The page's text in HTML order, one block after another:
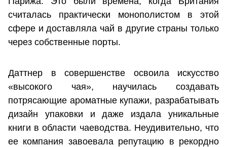
считалась практически монополистом в этой
сфере и доставляла чай в другие страны только
через собственные порты.
Даттнер в совершенстве освоила искусство
«высокого чая», научилась создавать
потрясающие ароматные купажи, разрабатывать
дизайн упаковки и даже издала уникальные
книги в области чаеводства. Неудивительно, что
ее компания завоевала репутацию в рекордно